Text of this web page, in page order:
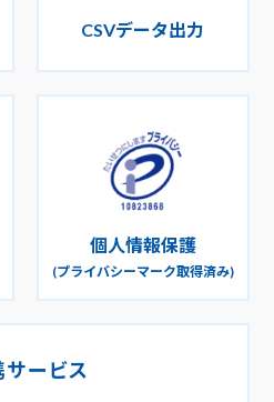
CSVデータ出力
個人情報保護
(プライバシーマーク取得済み)
ービス